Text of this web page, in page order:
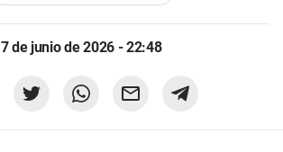
7 de junio de 2026 - 22:48